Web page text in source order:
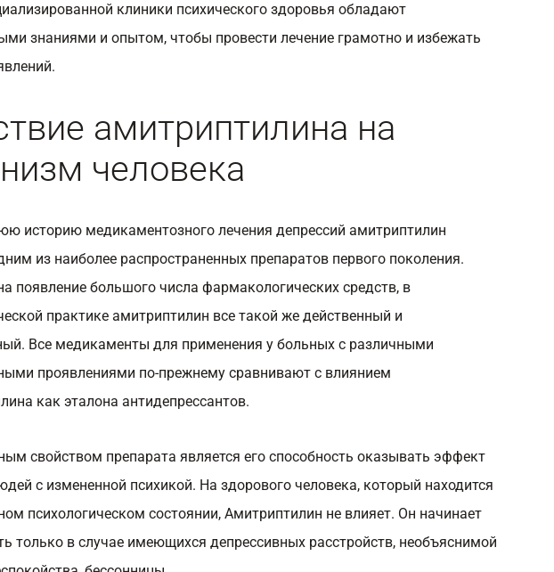
клиники психического здоровья обладают
знаниями и опытом, чтобы провести лечение грамотно и избежать
амитриптилина на
человека
историю медикаментозного лечения депрессий амитриптилин
из наиболее распространенных препаратов первого поколения.
появление большого числа фармакологических средств, в
практике амитриптилин все такой же действенный и
Все медикаменты для применения у больных с различными
проявлениями по-прежнему сравнивают с влиянием
как эталона антидепрессантов.
свойством препарата является его способность оказывать эффект
с измененной психикой. На здорового человека, который находится
психологическом состоянии, Амитриптилин не влияет. Он начинает
только в случае имеющихся депрессивных расстройств, необъяснимой